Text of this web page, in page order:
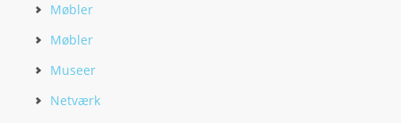
Møbler
Møbler
Museer
Netværk